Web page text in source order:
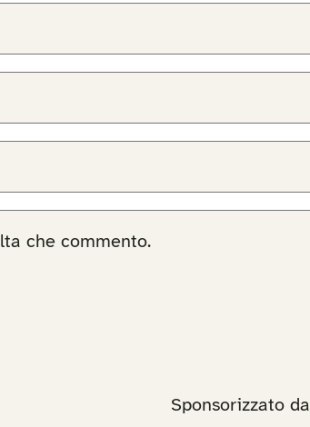
che commento.
Sponsorizzato da